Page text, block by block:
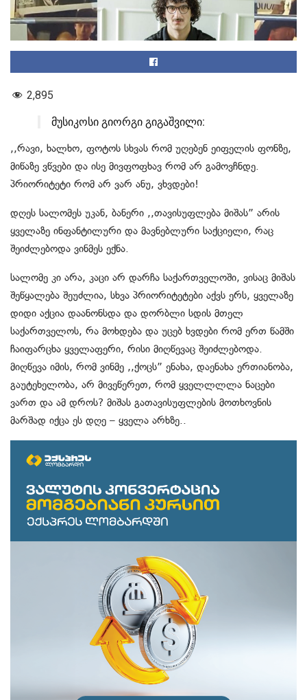
2,895
მუსიკოსი გიორგი გიგაშვილი:
,,რავი, ხალხო, ფოტოს სხვას რომ უღებენ ეიფელის ფონზე,
მიწაზე ვწვები და ისე მივფოფხავ რომ არ გამოვჩნდე.
პრიორიტეტი რომ არ ვარ ანუ, ვხვდები!
დღეს სალომეს უკან, ბანერი ,,თავისუფლება მიშას” არის
ყველაზე ინფანტილური და მავნებლური საქციელი, რაც
შეიძლებოდა ვინმეს ექნა.
სალომე კი არა, კაცი არ დარჩა საქართველოში, ვისაც მიშას
შეწყალება შეუძლია, სხვა პრიორიტეტები აქვს ერს, ყველაზე
დიდი აქცია დაანონსდა და დორბლი სდის მთელ
საქართველოს, რა მოხდება და უცებ ხვდები რომ ერთ წამში
ჩაიფარცხა ყველაფერი, რისი მიღწევაც შეიძლებოდა.
მიღწევა იმის, რომ ვინმე ,,ქოცს” ენახა, დაენახა ერთიანობა,
გაუტეხელობა, არ მივეწერეთ, რომ ყველლლლა ნაცები
ვართ და ამ დროს? მიშას გათავისუფლების მოთხოვნის
მარშად იქცა ეს დღე – ყველა არხზე..